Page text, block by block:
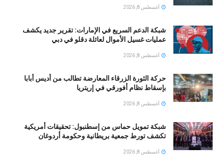
أغسطس 8, 2026
شبكة الدعم السريع في الإمارات: تقرير جديد يكشف
عمليات غسيل الأموال لعائلة دقلو في دبي
أغسطس 8, 2026
حركة الثورة الزرقاء المعارضة تطالب من أديس أبابا
بإسقاط نظام أفورقي في إريتريا
أغسطس 8, 2026
شبكة تمويل حماس من إسطنبول: تحقيقات أمريكية
تكشف تورط جمعية بريطانية وحكومة أردوغان
أغسطس 8, 2026